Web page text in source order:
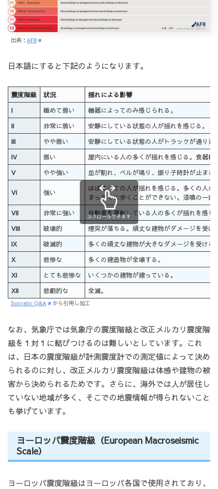
出典： AF8
日本語にすると下記のようになります。
震度階級 状況
揺れによる影響
I
極めて弱い
機器によってのみ感じられる。
II
非常に弱い
安静にしている状態の人が揺れを感じる。
III
やや弱い
安静にしている状態の人がトラックが通り過
IV
弱い
屋内にいる人の多くが揺れを感じる。食器棚
V
やや強い 皿が割れ、ベルが鳴り、振り子時計が止ま
VI 強い
ほぼすべての人が揺れを感じる。多くの人が
まっすぐに歩くことができない。漆喰の一部
VII
非常に強い
自動車を運転している人の多くが揺れを感
VIII
破壊的
煙突が落ちる。頑丈な建物がダメージを受け
IX
破滅的
多くの頑丈な建物が大きなダメージを受け
X
悲惨な
多くの建造物が全壊する。
XI
とても悲惨な
いくつかの建物が建っている。
XII
悲劇的な 全滅。
スクロールできます
Socratic Q&A から引用し加工
なお、気象庁では気象庁の震度階級と改正メルカリ震度階
級を１対１に結びつけるのは難しいとしています。これ
は、日本の震度階級が計測震度計での測定値によって決め
られるのに対し、改正メルカリ震度階級は体感や建物の被
害から決められるためです。さらに、海外では人が居住し
ていない地域が多く、そこでの地震情報が得られないこと
も挙げています。
ヨーロッパ震度階級（European Macroseismic
Scale）
ヨーロッパ震度階級はヨーロッパ各国で使用されており、